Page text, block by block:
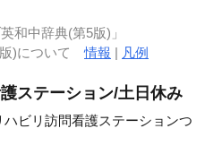
和中辞典(第5版)」
版)について情報 | 凡例
ステーション/土日休み
ビリ訪問看護ステーションつ